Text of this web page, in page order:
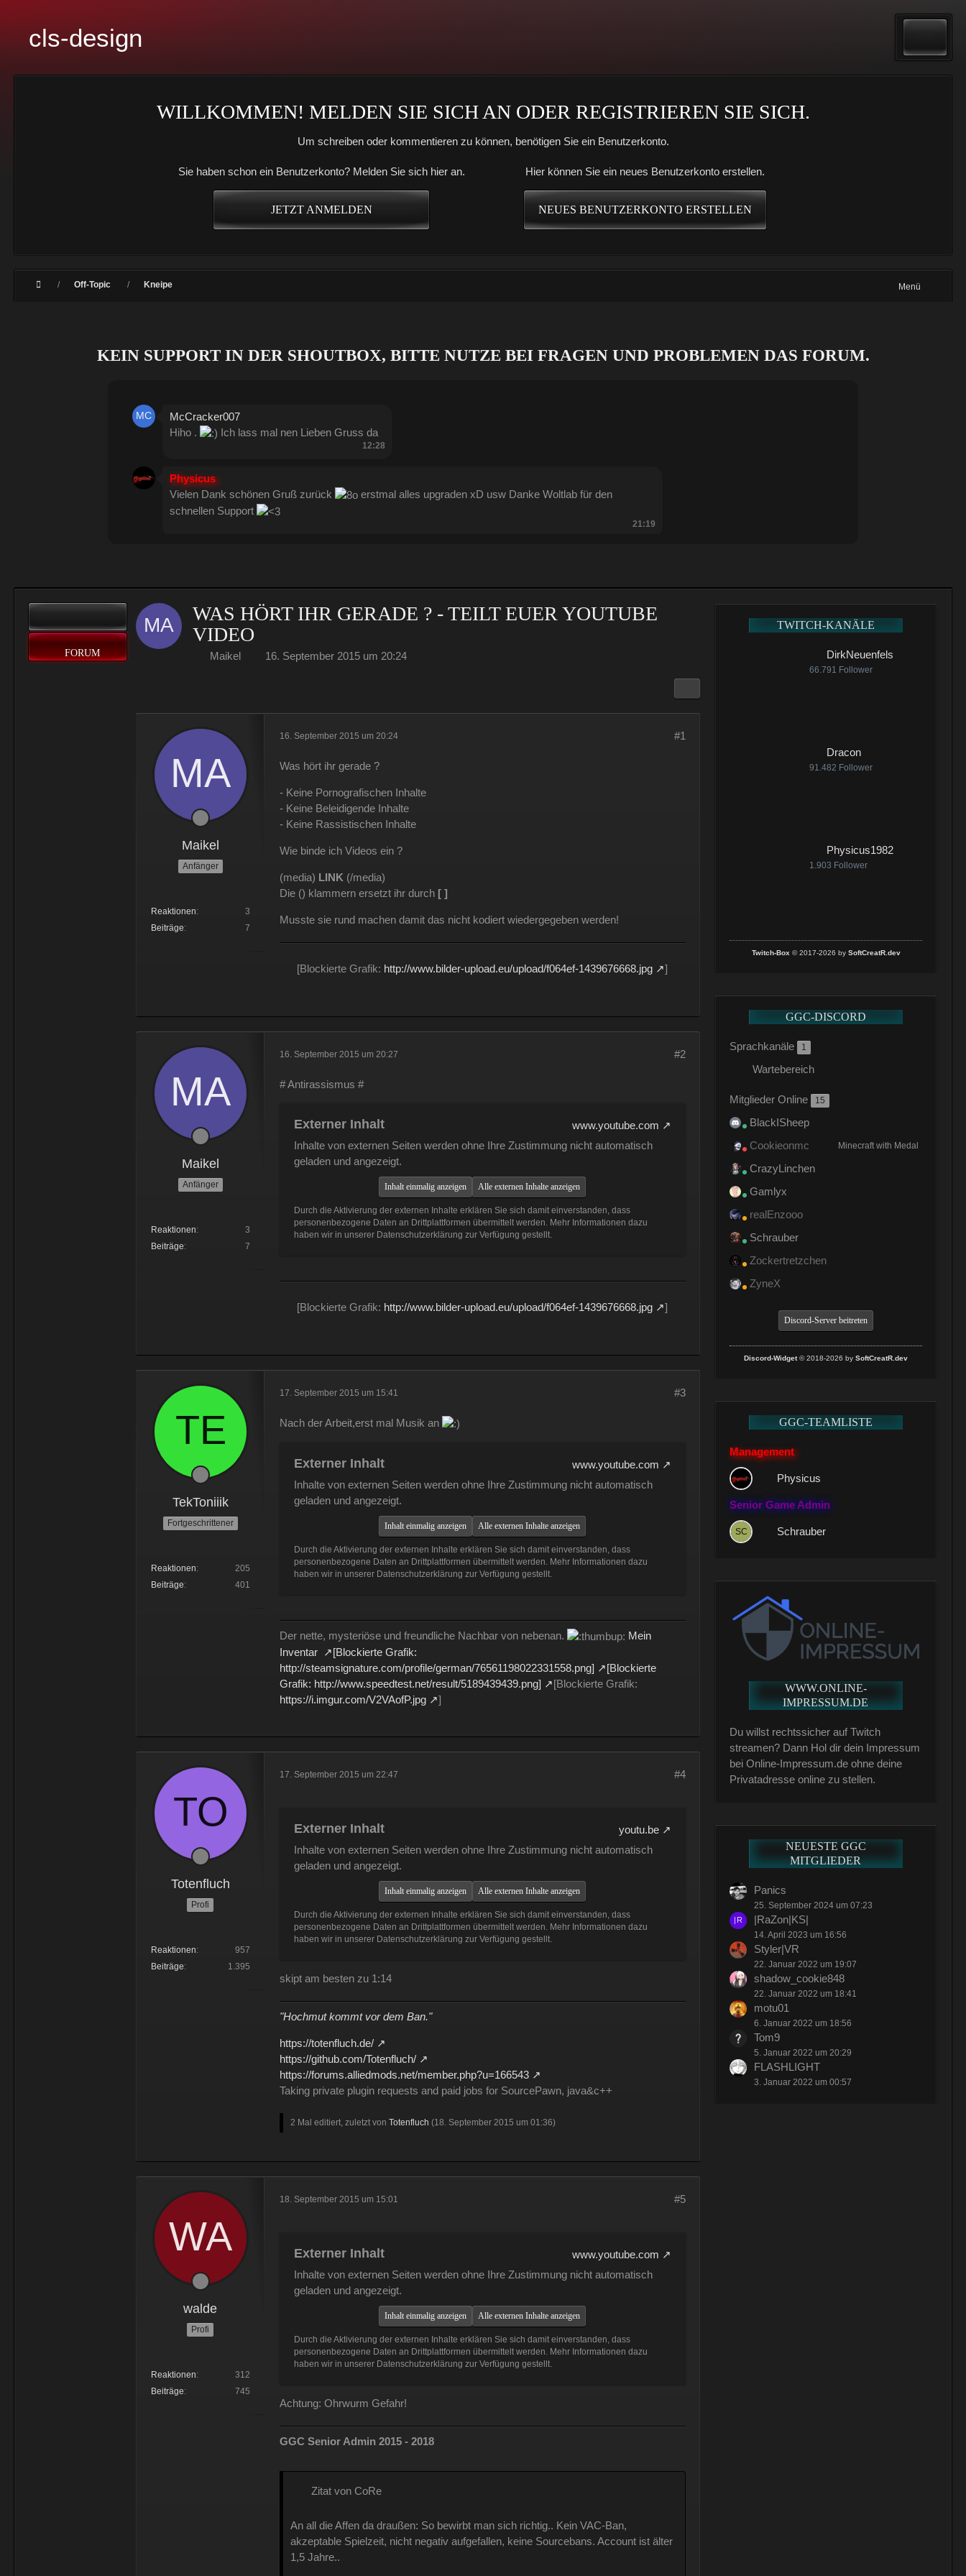
cls-design
WILLKOMMEN! MELDEN SIE SICH AN ODER REGISTRIEREN SIE SICH.
Um schreiben oder kommentieren zu können, benötigen Sie ein Benutzerkonto.
Sie haben schon ein Benutzerkonto? Melden Sie sich hier an.
JETZT ANMELDEN
Hier können Sie ein neues Benutzerkonto erstellen.
NEUES BENUTZERKONTO ERSTELLEN
Off-Topic Kneipe Menü
KEIN SUPPORT IN DER SHOUTBOX, BITTE NUTZE BEI FRAGEN UND PROBLEMEN DAS FORUM.
McCracker007
Hiho .
Ich lass mal nen Lieben Gruss da
12:28
Physicus
Vielen Dank schönen Gruß zurück
erstmal alles upgraden xD usw Danke Woltlab für den
schnellen Support
21:19
13:47
McCracker007
Muss ich auch alles machen .
Muss 50 für einige Plugins haben und dann noch mal 65 für Forum Update.
Ja bei mir sind es 130 € für Woltlab und Plugins und Designs auch so um locker flockig 50-60 €
ätzend, wie schnell alles einem aus der Tasche gezogen wird
McCracker007
Ja das ist echt wild. Vor allem wenn man innerhalb 2 Jahre das Forum Update kauft kostet es nur die
hälfte .
MITGLIEDER
FORUM
WAS HÖRT IHR GERADE ? - TEILT EUER YOUTUBE
VIDEO
Maikel 16. September 2015 um 20:24
Maikel
Anfänger
Reaktionen
3
Beiträge
7
16. September 2015 um 20:24 #1
Was hört ihr gerade ?
- Keine Pornografischen Inhalte
- Keine Beleidigende Inhalte
- Keine Rassistischen Inhalte
Wie binde ich Videos ein ?
(media) LINK (/media)
Die () klammern ersetzt ihr durch [ ]
Musste sie rund machen damit das nicht kodiert wiedergegeben werden!
[Blockierte Grafik: http://www.bilder-upload.eu/upload/f064ef-1439676668.jpg ]
Maikel
Anfänger
Reaktionen
3
Beiträge
7
16. September 2015 um 20:27 #2
# Antirassismus #
Externer Inhalt
www.youtube.com
Inhalte von externen Seiten werden ohne Ihre Zustimmung nicht automatisch
geladen und angezeigt.
Inhalt einmalig anzeigen Alle externen Inhalte anzeigen
Durch die Aktivierung der externen Inhalte erklären Sie sich damit einverstanden, dass
personenbezogene Daten an Drittplattformen übermittelt werden. Mehr Informationen dazu
haben wir in unserer Datenschutzerklärung zur Verfügung gestellt.
[Blockierte Grafik: http://www.bilder-upload.eu/upload/f064ef-1439676668.jpg ]
TekToniiik
Fortgeschrittener
Reaktionen
205
Beiträge
401
17. September 2015 um 15:41 #3
Nach der Arbeit,erst mal Musik an
Externer Inhalt
www.youtube.com
Inhalte von externen Seiten werden ohne Ihre Zustimmung nicht automatisch
geladen und angezeigt.
Inhalt einmalig anzeigen Alle externen Inhalte anzeigen
Durch die Aktivierung der externen Inhalte erklären Sie sich damit einverstanden, dass
personenbezogene Daten an Drittplattformen übermittelt werden. Mehr Informationen dazu
haben wir in unserer Datenschutzerklärung zur Verfügung gestellt.
Der nette, mysteriöse und freundliche Nachbar von nebenan.
Mein
Inventar
[Blockierte Grafik:
http://steamsignature.com/profile/german/76561198022331558.png]
[Blockierte
Grafik: http://www.speedtest.net/result/5189439439.png]
[Blockierte Grafik:
https://i.imgur.com/V2VAofP.jpg
]
Totenfluch
Profi
Reaktionen
957
Beiträge
1.395
17. September 2015 um 22:47 #4
Externer Inhalt
youtu.be
Inhalte von externen Seiten werden ohne Ihre Zustimmung nicht automatisch
geladen und angezeigt.
Inhalt einmalig anzeigen Alle externen Inhalte anzeigen
Durch die Aktivierung der externen Inhalte erklären Sie sich damit einverstanden, dass
personenbezogene Daten an Drittplattformen übermittelt werden. Mehr Informationen dazu
haben wir in unserer Datenschutzerklärung zur Verfügung gestellt.
skipt am besten zu 1:14
"Hochmut kommt vor dem Ban."
https://totenfluch.de/
https://github.com/Totenfluch/
https://forums.alliedmods.net/member.php?u=166543
Taking private plugin requests and paid jobs for SourcePawn, java&c++
2 Mal editiert, zuletzt von Totenfluch (18. September 2015 um 01:36)
walde
Profi
Reaktionen
312
Beiträge
745
18. September 2015 um 15:01 #5
Externer Inhalt
www.youtube.com
Inhalte von externen Seiten werden ohne Ihre Zustimmung nicht automatisch
geladen und angezeigt.
Inhalt einmalig anzeigen Alle externen Inhalte anzeigen
Durch die Aktivierung der externen Inhalte erklären Sie sich damit einverstanden, dass
personenbezogene Daten an Drittplattformen übermittelt werden. Mehr Informationen dazu
haben wir in unserer Datenschutzerklärung zur Verfügung gestellt.
Achtung: Ohrwurm Gefahr!
GGC Senior Admin 2015 - 2018
Zitat von CoRe
An all die Affen da draußen: So bewirbt man sich richtig.. Kein VAC-Ban,
akzeptable Spielzeit, nicht negativ aufgefallen, keine Sourcebans. Account ist älter
1,5 Jahre..
TWITCH-KANÄLE
DirkNeuenfels
66.791 Follower
Dracon
91.482 Follower
Physicus1982
1.903 Follower
Twitch-Box © 2017-2026 by SoftCreatR.dev
GGC-DISCORD
Sprachkanäle 1
Wartebereich
Mitglieder Online 15
BlackISheep
Cookieonmc
Minecraft with Medal
CrazyLinchen
Gamlyx
realEnzooo
Schrauber
Zockertretzchen
ZyneX
Discord-Server beitreten
Discord-Widget© 2018-2026 by SoftCreatR.dev
GGC-TEAMLISTE
Management
Physicus
Senior Game Admin
Schrauber
WWW.ONLINE-
IMPRESSUM.DE
Du willst rechtssicher auf Twitch
streamen? Dann Hol dir dein Impressum
bei Online-Impressum.de ohne deine
Privatadresse online zu stellen.
NEUESTE GGC
MITGLIEDER
Panics
25. September 2024 um 07:23
|RaZon|KS|
14. April 2023 um 16:56
Styler|VR
22. Januar 2022 um 19:07
shadow_cookie848
22. Januar 2022 um 18:41
motu01
6. Januar 2022 um 18:56
Tom9
5. Januar 2022 um 20:29
FLASHLIGHT
3. Januar 2022 um 00:57